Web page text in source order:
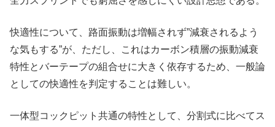
快適性について、路面振動は増幅されず”減衰されるよう
な気もする”が、ただし、これはカーボン積層の振動減衰
特性とバーテープの組合せに大きく依存するため、一般論
としての快適性を判定することは難しい。
一体型コックピット共通の特性として、分割式に比べてス